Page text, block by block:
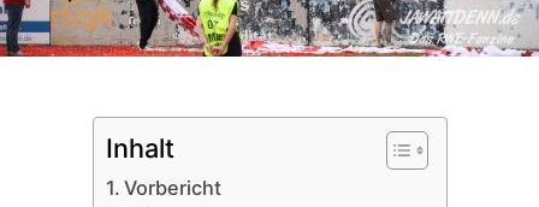
Inhalt
Vorbericht